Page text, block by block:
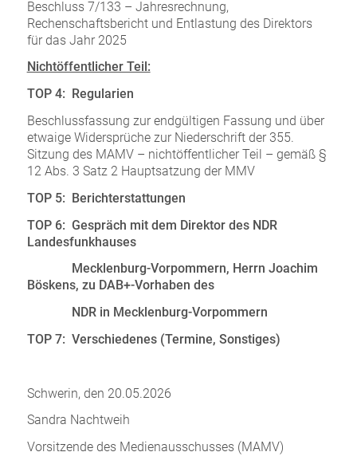
Beschluss 7/133 – Jahresrechnung,
Rechenschaftsbericht und Entlastung des Direktors
für das Jahr 2025
Nichtöffentlicher Teil:
TOP 4: Regularien
Beschlussfassung zur endgültigen Fassung und über
etwaige Widersprüche zur Niederschrift der 355.
Sitzung des MAMV – nichtöffentlicher Teil – gemäß §
12 Abs. 3 Satz 2 Hauptsatzung der MMV
TOP 5: Berichterstattungen
TOP 6: Gespräch mit dem Direktor des NDR
Landesfunkhauses
Mecklenburg-Vorpommern, Herrn Joachim
Böskens, zu DAB+-Vorhaben des
NDR in Mecklenburg-Vorpommern
TOP 7: Verschiedenes (Termine, Sonstiges)
Schwerin, den 20.05.2026
Sandra Nachtweih
Vorsitzende des Medienausschusses (MAMV)